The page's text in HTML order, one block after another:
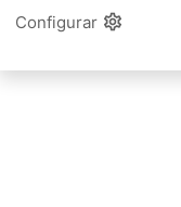
Configurar settings